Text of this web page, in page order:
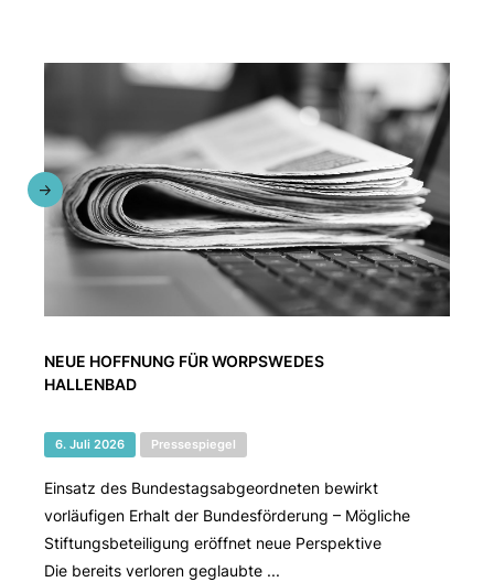
NEUE HOFFNUNG FÜR WORPSWEDES
HALLENBAD
6. Juli 2026 Pressespiegel
Einsatz des Bundestagsabgeordneten bewirkt
vorläufigen Erhalt der Bundesförderung – Mögliche
Stiftungsbeteiligung eröffnet neue Perspektive
Die bereits verloren geglaubte ...